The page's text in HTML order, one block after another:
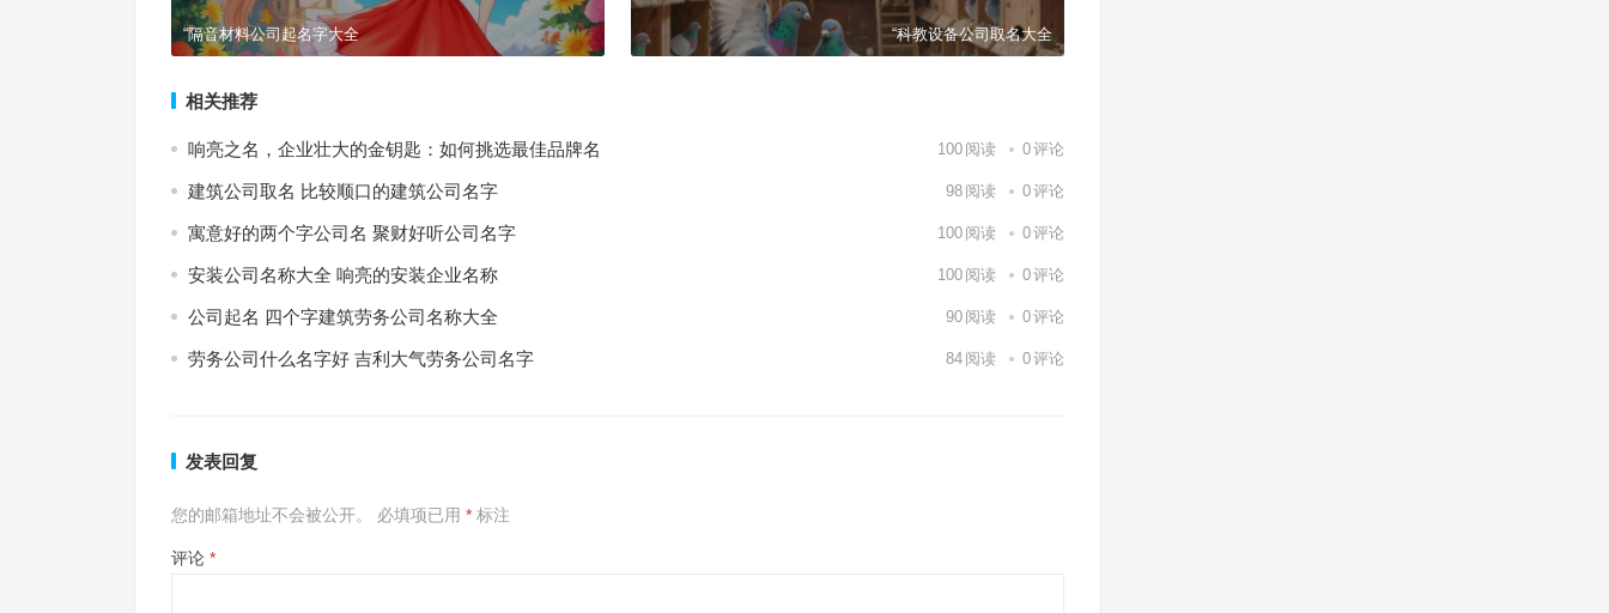
“隔音材料公司起名字大全 “科教设备公司取名大全
相关推荐
响亮之名，企业壮大的金钥匙：如何挑选最佳品牌名 100 阅读 0评论
建筑公司取名 比较顺口的建筑公司名字 98 阅读 0评论
寓意好的两个字公司名 聚财好听公司名字 100 阅读 0评论
安装公司名称大全 响亮的安装企业名称 100 阅读 0评论
公司起名 四个字建筑劳务公司名称大全 90 阅读 0评论
劳务公司什么名字好 吉利大气劳务公司名字 84 阅读 0评论
发表回复
您的邮箱地址不会被公开。 必填项已用 * 标注
评论 *